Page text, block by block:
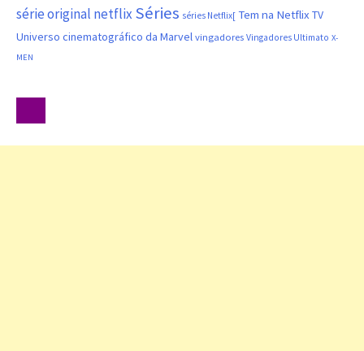
série original netflix Séries séries Netflix[ Tem na Netflix TV
Universo cinematográfico da Marvel vingadores Vingadores Ultimato X-
MEN